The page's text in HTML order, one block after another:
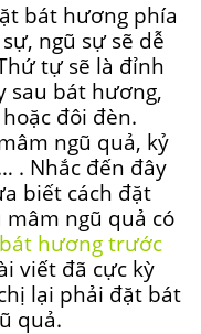
bát hương phía
ngũ sự sẽ dễ
tự sẽ là đỉnh
sau bát hương,
đôi đèn.
ngũ quả, kỷ
. Nhắc đến đây
biết cách đặt
ngũ quả có
hương trước
viết đã cực kỳ
lại phải đặt bát
quả.